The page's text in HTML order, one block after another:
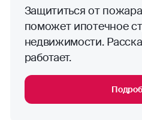
Защититься от
поможет ипотечное
недвижимости.
работает.